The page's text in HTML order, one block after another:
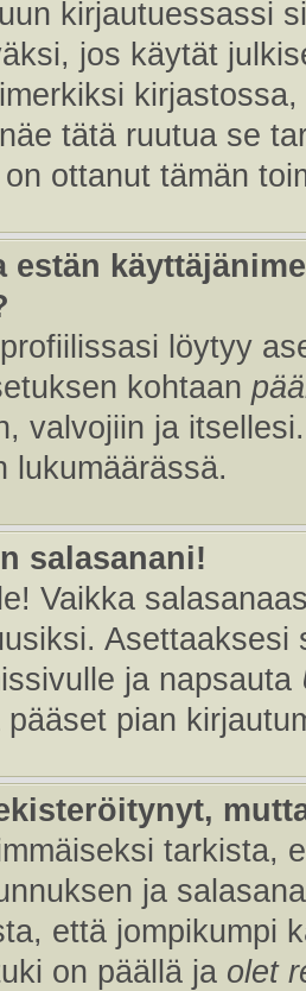
kirjautuessassi
jos käytät
tätä ruutua se
ottanut tämän
estän
löytyy
kohtaan
valvojiin ja
lukumäärässä.
salasanani!
Vaikka
Asettaaksesi
ja napsauta
pääset pian
tarkista,
ja
että jompikumpi
on päällä ja olet